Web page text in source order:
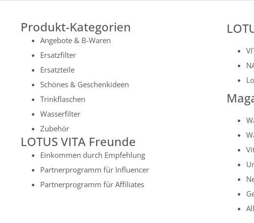
Produkt-Kategorien
Angebote & B-Waren
Ersatzfilter
Ersatzteile
Schönes & Geschenkideen
Trinkflaschen
Wasserfilter
Zubehör
LOTUS VITA Freunde
Einkommen durch Empfehlung
Partnerprogramm für Influencer
Partnerprogramm für Affiliates